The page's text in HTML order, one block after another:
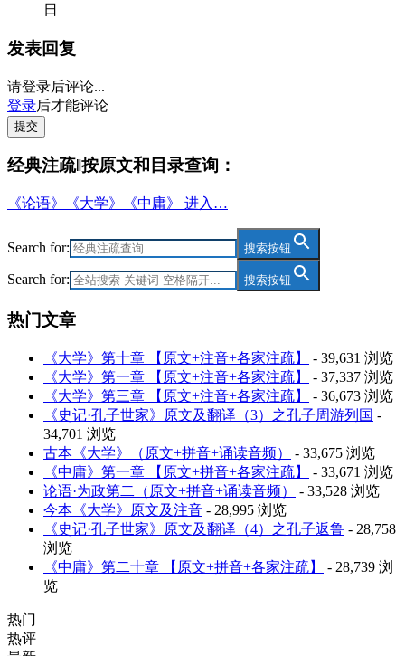
日
发表回复
请登录后评论...
登录后才能评论
提交
经典注疏‖按原文和目录查询：
《论语》《大学》《中庸》 进入…
Search for: 搜索按钮
Search for: 搜索按钮
热门文章
《大学》第十章 【原文+注音+各家注疏】
- 39,631 浏览
《大学》第一章 【原文+注音+各家注疏】
- 37,337 浏览
《大学》第三章 【原文+注音+各家注疏】
- 36,673 浏览
《史记·孔子世家》原文及翻译（3）之孔子周游列国 -
34,701 浏览
古本《大学》（原文+拼音+诵读音频）
- 33,675 浏览
《中庸》第一章 【原文+拼音+各家注疏】
- 33,671 浏览
论语·为政第二（原文+拼音+诵读音频）
- 33,528 浏览
今本《大学》原文及注音 - 28,995 浏览
《史记·孔子世家》原文及翻译（4）之孔子返鲁 - 28,758
浏览
《中庸》第二十章 【原文+拼音+各家注疏】
- 28,739 浏
览
热门
热评